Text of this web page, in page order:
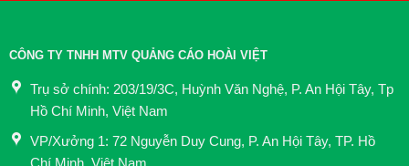
CÔNG TY TNHH MTV QUẢNG CÁO HOÀI VIỆT
Trụ sở chính: 203/19/3C, Huỳnh Văn Nghệ, P. An Hội Tây, Tp
Hồ Chí Minh, Việt Nam
VP/Xưởng 1: 72 Nguyễn Duy Cung, P. An Hội Tây, TP. Hồ